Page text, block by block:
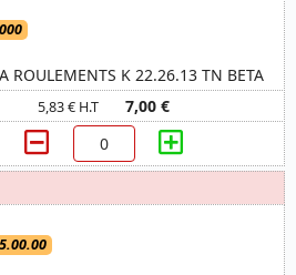
ROULEMENTS K 22.26.13 TN BETA
5,83 € H.T 7,00 €